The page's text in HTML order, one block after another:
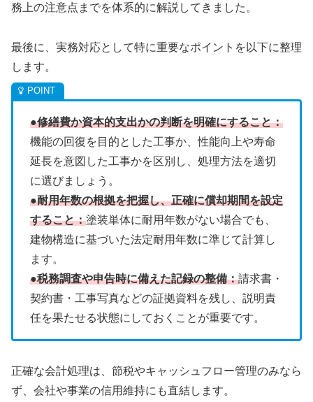
務上の注意点までを体系的に解説してきました。
最後に、実務対応として特に重要なポイントを以下に整理
します。
●修繕費か資本的支出かの判断を明確にすること：
機能の回復を目的とした工事か、性能向上や寿命
延長を意図した工事かを区別し、処理方法を適切
に選びましょう。
●耐用年数の根拠を把握し、正確に償却期間を設定
すること：塗装単体に耐用年数がない場合でも、
建物構造に基づいた法定耐用年数に準じて計算し
ます。
●税務調査や申告時に備えた記録の整備：請求書・
契約書・工事写真などの証拠資料を残し、説明責
任を果たせる状態にしておくことが重要です。
正確な会計処理は、節税やキャッシュフロー管理のみなら
ず、会社や事業の信用維持にも直結します。